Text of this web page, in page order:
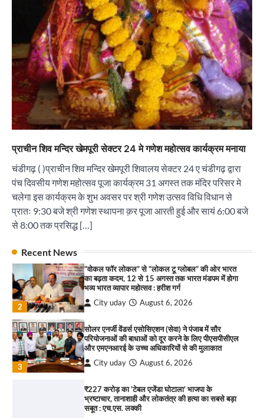
प्राचीन शिव मन्दिर खेमपूरी सेक्टर 24 मे गणेश महोत्सव कार्यक्रम मनाया
चंडीगढ़ ( )प्राचीन शिव मन्दिर खेमपूरी शिवालय सेक्टर 24 ए चंडीगढ़ द्वारा
पंच दिवसीय गणेश महोत्सव पूजा कार्यक्रम 31 अगस्त तक मंदिर परिसर मे
चलेगा इस कार्यक्रम के शुभ अवसर पर श्री गणेश उत्सव विधि विधान से
प्रातः 9:30 बजे श्री गणेश स्थापना क़र पूजा आरती हुई और सायं 6:00 बजे
से 8:00 तक प्रसिद्ध […]
Recent News
2
“वोकल फॉर लोकल” से “लोकल टू ग्लोबल” की ओर भारत
का बढ़ता कदम, 12 से 15 अगस्त तक भारत मंडपम में होगा
भव्य भारत व्यापार महोत्सव : हरीश गर्ग
City uday August 6, 2026
3
सोलर एनर्जी वेंडर्स एसोसिएशन (सेवा) ने पंजाब में सौर
परियोजनाओं की बाधाओं को दूर करने के लिए पीएसपीसीएल
और एमएनआरई के उच्च अधिकारियों से की मुलाकात
City uday August 6, 2026
4
₹227 करोड़ का ‘टेबल एजेंडा घोटाला’ भाजपा के
भ्रष्टाचार, तानाशाही और लोकतंत्र की हत्या का सबसे बड़ा
सबूत : एच.एस. लक्की
City uday August 6, 2026
इंडियन नेशनल थियेटर द्वारा 9 अगस्त को होगा ‘वर्षा ऋतु
संगीत संध्या 2026’ का आयोजन
2
“वोकल फॉर लोकल” से “लोकल टू ग्लोबल” की ओर भारत
का बढ़ता कदम, 12 से 15 अगस्त तक भारत मंडपम में होगा
भव्य भारत व्यापार महोत्सव : हरीश गर्ग
City uday August 6, 2026
3
सोलर एनर्जी वेंडर्स एसोसिएशन (सेवा) ने पंजाब में सौर
परियोजनाओं की बाधाओं को दूर करने के लिए पीएसपीसीएल
और एमएनआरई के उच्च अधिकारियों से की मुलाकात
City uday August 6, 2026
₹227 करोड़ का ‘टेबल एजेंडा घोटाला’ भाजपा के
भ्रष्टाचार, तानाशाही और लोकतंत्र की हत्या का सबसे बड़ा
सबूत : एच.एस. लक्की
2
पारस हेल्थ पंचकूला ने ‘तिरंगा यात्रा 2025’ का हरियाणा से
आयाम
City uday August 13, 2025
3
सरकारी आदर्श उच्च विद्यालय, सैक्टर 34-सी, चण्डीगढ़ में
कार्यक्रम आयोजित
City uday August 6, 2025
राहुल गाँधी ने खाई है वैश्विक मंच पर भारत को कमजोर करने
की कसम: देवशाली